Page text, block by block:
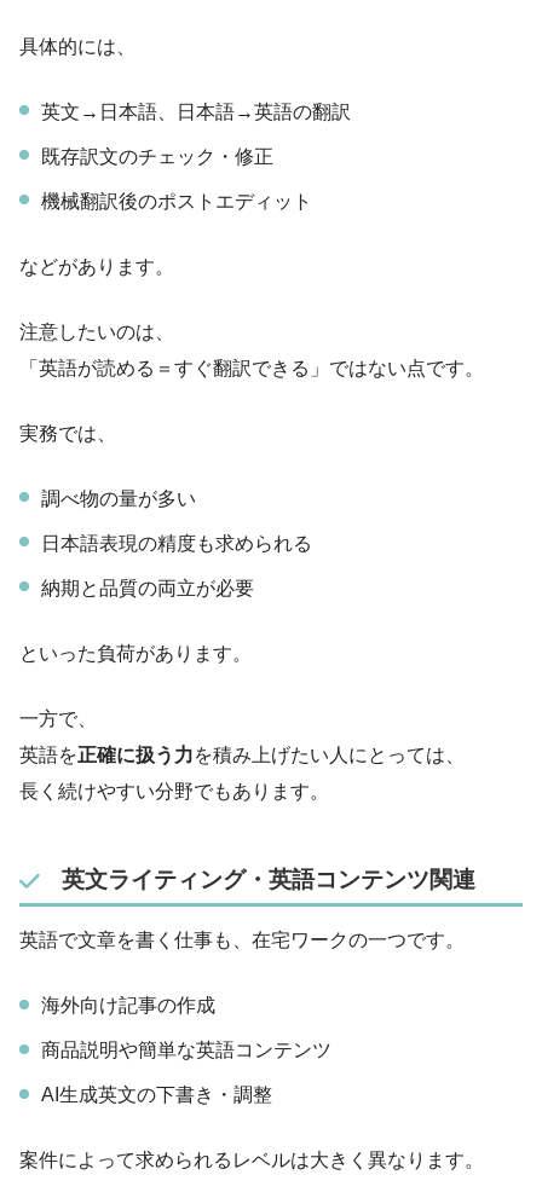
具体的には、
英文→日本語、日本語→英語の翻訳
既存訳文のチェック・修正
機械翻訳後のポストエディット
などがあります。
注意したいのは、
「英語が読める＝すぐ翻訳できる」ではない点です。
実務では、
調べ物の量が多い
日本語表現の精度も求められる
納期と品質の両立が必要
といった負荷があります。
一方で、
英語を正確に扱う力を積み上げたい人にとっては、
長く続けやすい分野でもあります。
英文ライティング・英語コンテンツ関連
英語で文章を書く仕事も、在宅ワークの一つです。
海外向け記事の作成
商品説明や簡単な英語コンテンツ
AI生成英文の下書き・調整
案件によって求められるレベルは大きく異なります。